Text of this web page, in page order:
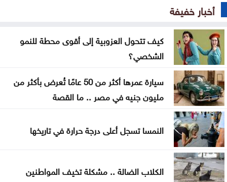
العنف ضد المرأة .. حق ام جريمة اختيار
عن تهديدات المناخ في المغرب العربي
أخيراً العالم يكتشف سبتة
هل الزواج علاقة صحية
من كريم خان إلى بيدرو سانشيز… كلفة الوقوف مع
فلسطين
جون إسبوزيتو ومجتمعات الإسلام: أحد آخر النبلاء
أخبار خفيفة
كيف تتحول العزوبية إلى أقوى محطة للنمو
الشخصي؟
سيارة عمرها أكثر من 50 عامًا تُعرض بأكثر من
مليون جنيه في مصر .. ما القصة
النمسا تسجل أعلى درجة حرارة في تاريخها
الكلاب الضالة .. مشكلة تخيف المواطنين